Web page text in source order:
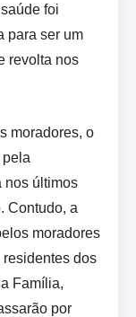
foi
para ser um
revolta nos
moradores, o
nos últimos
Contudo, a
moradores
dos
Família,
por